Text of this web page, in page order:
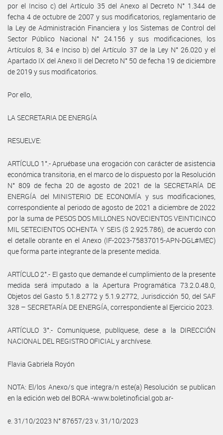
por el Inciso c) del Artículo 35 del Anexo al Decreto N° 1.344 de
fecha 4 de octubre de 2007 y sus modificatorios, reglamentario de
la Ley de Administración Financiera y los Sistemas de Control del
Sector Público Nacional N° 24.156 y sus modificaciones, los
Artículos 8, 34 e Inciso b) del Artículo 37 de la Ley N° 26.020 y el
Apartado IX del Anexo II del Decreto N° 50 de fecha 19 de diciembre
de 2019 y sus modificatorios.
Por ello,
LA SECRETARIA DE ENERGÍA
RESUELVE:
ARTÍCULO 1°.- Apruébase una erogación con carácter de asistencia
económica transitoria, en el marco de lo dispuesto por la Resolución
N° 809 de fecha 20 de agosto de 2021 de la SECRETARÍA DE
ENERGÍA del MINISTERIO DE ECONOMÍA y sus modificaciones,
correspondiente al periodo de agosto de 2021 a diciembre de 2022
por la suma de PESOS DOS MILLONES NOVECIENTOS VEINTICINCO
MIL SETECIENTOS OCHENTA Y SEIS ($ 2.925.786), de acuerdo con
el detalle obrante en el Anexo (IF-2023-75837015-APN-DGL#MEC)
que forma parte integrante de la presente medida.
ARTÍCULO 2°.- El gasto que demande el cumplimiento de la presente
medida será imputado a la Apertura Programática 73.2.0.48.0,
Objetos del Gasto 5.1.8.2772 y 5.1.9.2772, Jurisdicción 50, del SAF
328 – SECRETARÍA DE ENERGÍA, correspondiente al Ejercicio 2023.
ARTÍCULO 3°.- Comuníquese, publíquese, dese a la DIRECCIÓN
NACIONAL DEL REGISTRO OFICIAL y archívese.
Flavia Gabriela Royón
NOTA: El/los Anexo/s que integra/n este(a) Resolución se publican
en la edición web del BORA -www.boletinoficial.gob.ar-
e. 31/10/2023 N° 87657/23 v. 31/10/2023